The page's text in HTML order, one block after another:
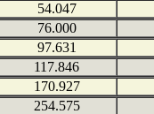
54.047
76.000
97.631
117.846
170.927
254.575